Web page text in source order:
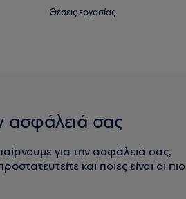
Θέσεις εργασίας
ασφάλειά σας
για την ασφάλειά σας,
και ποιες είναι οι πιο